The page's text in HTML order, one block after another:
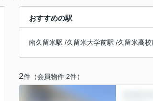
おすすめの駅
南久留米駅 /久留米大学前駅 /久留米高校
2件（会員物件 2件）